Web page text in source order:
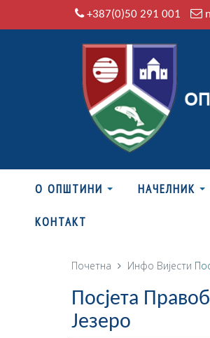
+387(0)50 291 001
О ОПШТИНИ НАЧЕЛНИК
КОНТАКТ
Почетна Инфо Вијести
Посјета
Језеро